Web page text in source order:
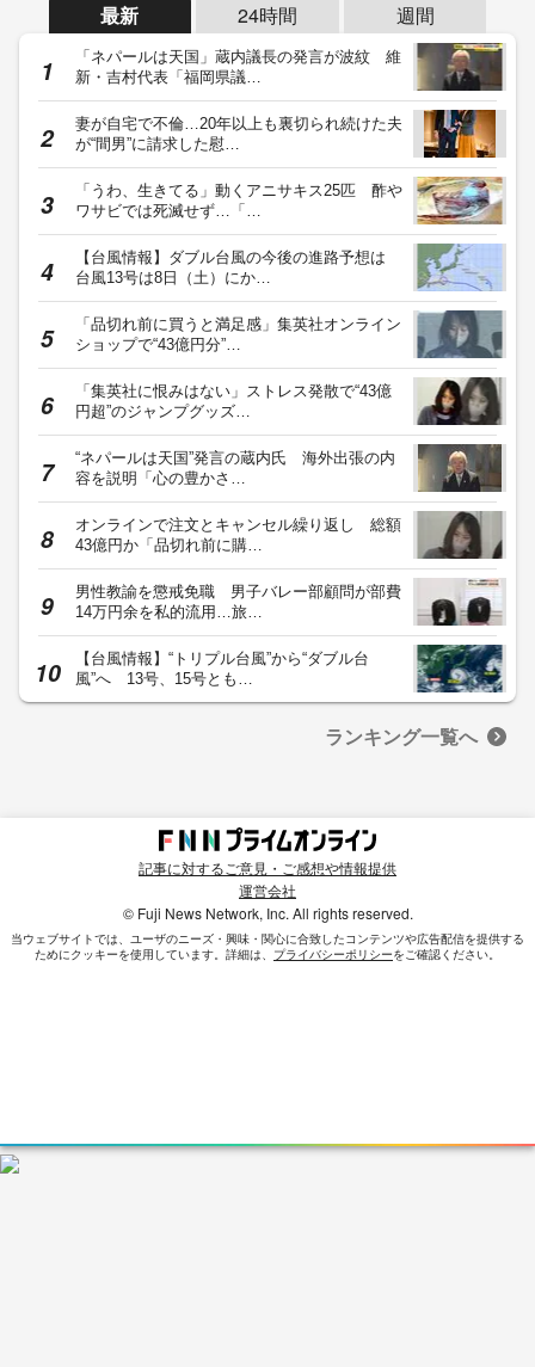
最新 24時間 週間
「ネパールは天国」蔵内議長の発言が波紋 維
新・吉村代表「福岡県議…
妻が自宅で不倫…20年以上も裏切られ続けた夫
が“間男”に請求した慰…
「うわ、生きてる」動くアニサキス25匹 酢や
ワサビでは死滅せず…「…
【台風情報】ダブル台風の今後の進路予想は
台風13号は8日（土）にか…
「品切れ前に買うと満足感」集英社オンライン
ショップで“43億円分”…
「集英社に恨みはない」ストレス発散で“43億
円超”のジャンプグッズ…
“ネパールは天国”発言の蔵内氏 海外出張の内
容を説明「心の豊かさ…
オンラインで注文とキャンセル繰り返し 総額
43億円か「品切れ前に購…
男性教諭を懲戒免職 男子バレー部顧問が部費
14万円余を私的流用…旅…
【台風情報】“トリプル台風”から“ダブル台
風”へ 13号、15号とも…
ランキング一覧へ
記事に対するご意見・ご感想や情報提供
運営会社
© Fuji News Network, Inc. All rights reserved.
当ウェブサイトでは、ユーザのニーズ・興味・関⼼に合致したコンテンツや広告配信を提供する
ためにクッキーを使⽤しています。詳細は、 プライバシーポリシーをご確認ください。